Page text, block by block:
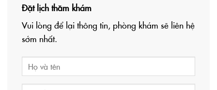
Đặt lịch thăm khám
Vui lòng để lại thông tin, phòng khám sẽ liên hệ
sớm nhất.